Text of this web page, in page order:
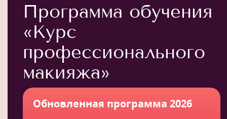
Программа обучения
«Курс
профессионального
макияжа»
Обновленная программа 2026